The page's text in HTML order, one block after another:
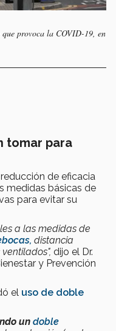
provoca la COVID-19, en
tomar para
de eficacia
medidas básicas de
para evitar su
a las medidas de
distancia
dijo el Dr.
y Prevención
el uso de doble
un doble